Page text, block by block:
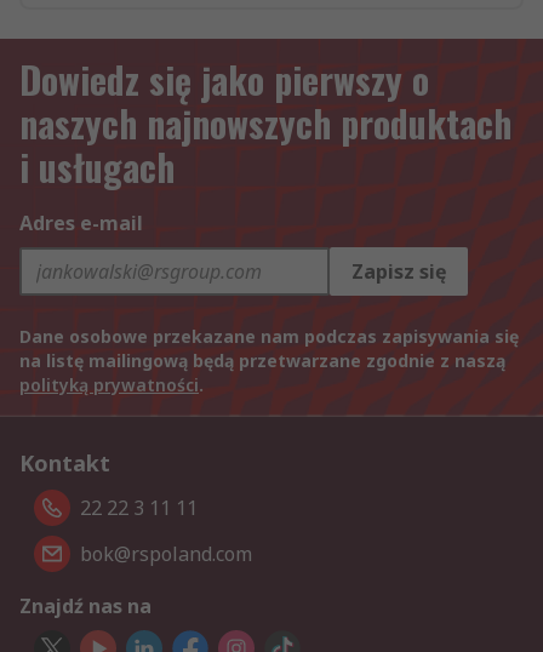
Dowiedz się jako pierwszy o
naszych najnowszych produktach
i usługach
Adres e-mail
Zapisz się
Dane osobowe przekazane nam podczas zapisywania się
na listę mailingową będą przetwarzane zgodnie z naszą
polityką prywatności.
Kontakt
22 22 3 11 11
bok@rspoland.com
Znajdź nas na